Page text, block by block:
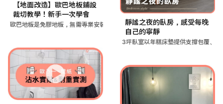
【地面改造】歐巴地板鋪設
裁切教學！新手一次學會
歐巴地板是免膠地板，無需專業安裝可自行鋪設，只需打掃、測量、
靜謐之夜的臥房，感受每晚
自己的寧靜
3坪臥室以年糕床墊提供支撐包覆、